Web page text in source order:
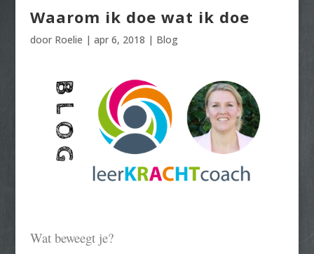
Waarom ik doe wat ik doe
door Roelie | apr 6, 2018 | Blog
Wat beweegt je?